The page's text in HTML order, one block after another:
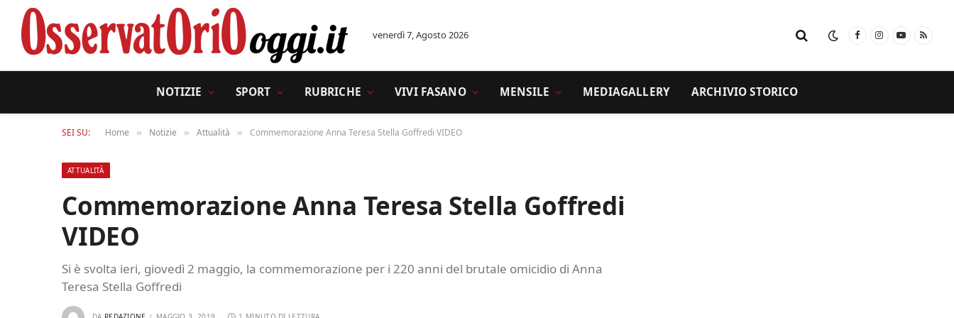
venerdì 7, Agosto 2026 FacebookInstagram
YouTube
RSS
NOTIZIE SPORT RUBRICHE VIVI FASANO MENSILE MEDIAGALLERY ARCHIVIO STORICO
SEI SU: Home » Notizie » Attualità » Commemorazione Anna Teresa Stella Goffredi VIDEO
ATTUALITÀ
Commemorazione Anna Teresa Stella Goffredi
VIDEO
Si è svolta ieri, giovedì 2 maggio, la commemorazione per i 220 anni del brutale omicidio di Anna
Teresa Stella Goffredi